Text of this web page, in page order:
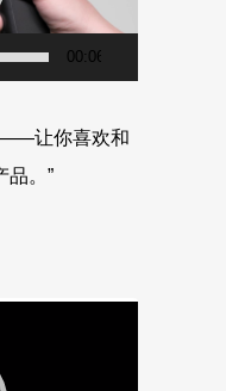
00:06
——让你喜欢和
品。”